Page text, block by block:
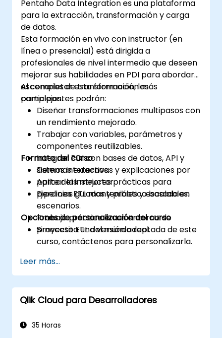
Pentaho Data Integration es una plataforma
para la extracción, transformación y carga
de datos.
Esta formación en vivo con instructor (en
línea o presencial) está dirigida a
profesionales de nivel intermedio que deseen
mejorar sus habilidades en PDI para abordar
escenarios de transformación más
complejos.
Al completar esta formación, los
participantes podrán:
Diseñar transformaciones multipasos con
un rendimiento mejorado.
Trabajar con variables, parámetros y
componentes reutilizables.
Integrar PDI con bases de datos, API y
sistemas externos.
Aplicar las mejores prácticas para
pipelines ETL mantenibles y escalables.
Formato del curso
Demos interactivas y explicaciones por
parte del instructor.
Ejercicios guiados y práctica basada en
escenarios.
Trabajo práctico en un entorno de
proyecto ETL del mundo real.
Opciones de personalización del curso
Si necesita una versión adaptada de este
curso, contáctenos para personalizarla.
Leer más...
Qlik Cloud para Desarrolladores
35 Horas